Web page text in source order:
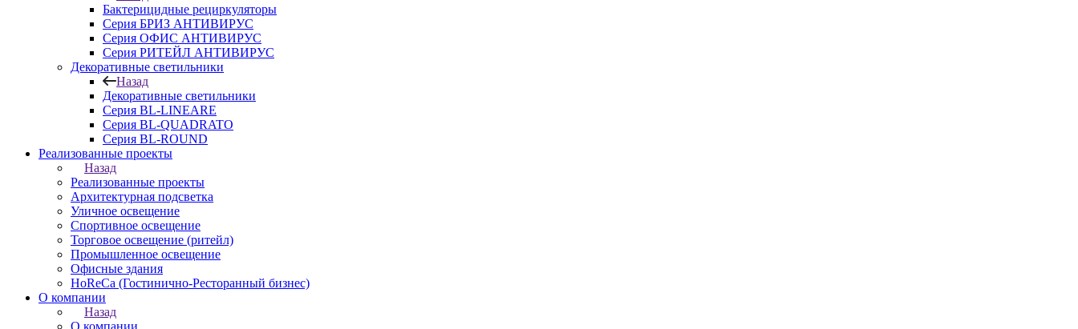
Бактерицидные рециркуляторы
Серия БРИЗ АНТИВИРУС
Серия ОФИС АНТИВИРУС
Серия РИТЕЙЛ АНТИВИРУС
Декоративные светильники
Назад
Декоративные светильники
Серия BL-LINEARE
Серия BL-QUADRATO
Серия BL-ROUND
Реализованные проекты
Назад
Реализованные проекты
Архитектурная подсветка
Уличное освещение
Спортивное освещение
Торговое освещение (ритейл)
Промышленное освещение
Офисные здания
HoReCa (Гостинично-Ресторанный бизнес)
О компании
Назад
О компании